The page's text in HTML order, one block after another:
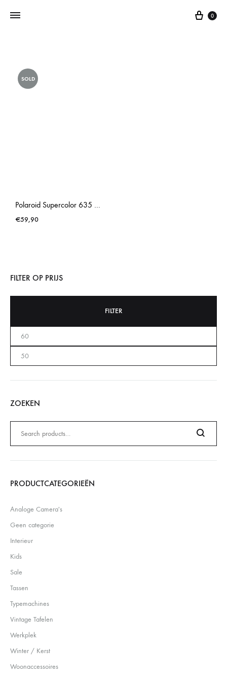
0
SOLD
Polaroid Supercolor 635 Silver
€59,90
FILTER OP PRIJS
FILTER
ZOEKEN
naar:
Search
PRODUCTCATEGORIEËN
Analoge Camera's
Geen categorie
Interieur
Kids
Sale
Tassen
Typemachines
Vintage Tafelen
Werkplek
Winter / Kerst
Woonaccessoires